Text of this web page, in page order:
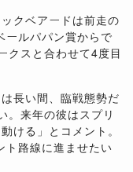
クベアードは前走の
ールパパン賞からで
クスと合わせて4度目
長い間、臨戦態勢だ
。来年の彼はスプリ
ける」とコメント。
ト路線に進ませたい